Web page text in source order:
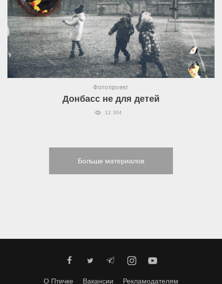
Фотопроект
Донбасс не для детей
12 304
Больше материалов
О Птичке Вакансии Рекламодателям